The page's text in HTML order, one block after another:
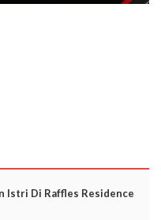
Istri Di Raffles Residence